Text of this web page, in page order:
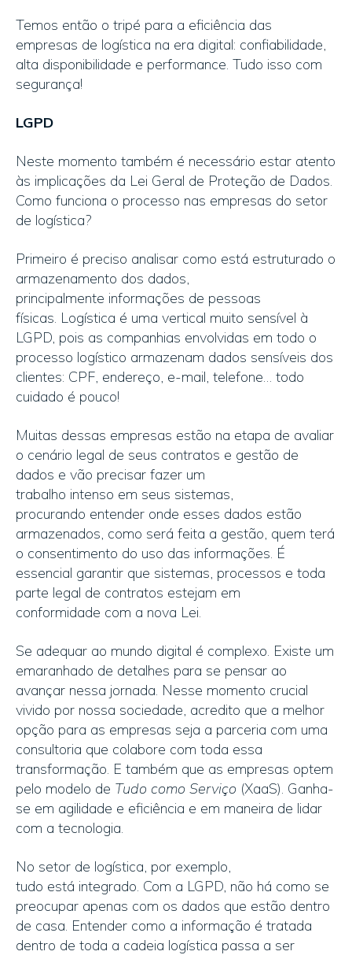
Temos então o tripé para a eficiência das
empresas de logística na era digital: confiabilidade,
alta disponibilidade e performance. Tudo isso com
segurança!
LGPD
Neste momento também é necessário estar atento
às implicações da Lei Geral de Proteção de Dados.
Como funciona o processo nas empresas do setor
de logística?
Primeiro é preciso analisar como está estruturado o
armazenamento dos dados,
principalmente informações de pessoas
físicas. Logística é uma vertical muito sensível à
LGPD, pois as companhias envolvidas em todo o
processo logístico armazenam dados sensíveis dos
clientes: CPF, endereço, e-mail, telefone… todo
cuidado é pouco!
Muitas dessas empresas estão na etapa de avaliar
o cenário legal de seus contratos e gestão de
dados e vão precisar fazer um
trabalho intenso em seus sistemas,
procurando entender onde esses dados estão
armazenados, como será feita a gestão, quem terá
o consentimento do uso das informações. É
essencial garantir que sistemas, processos e toda
parte legal de contratos estejam em
conformidade com a nova Lei.
Se adequar ao mundo digital é complexo. Existe um
emaranhado de detalhes para se pensar ao
avançar nessa jornada. Nesse momento crucial
vivido por nossa sociedade, acredito que a melhor
opção para as empresas seja a parceria com uma
consultoria que colabore com toda essa
transformação. E também que as empresas optem
pelo modelo de Tudo como Serviço (XaaS). Ganha-
se em agilidade e eficiência e em maneira de lidar
com a tecnologia.
No setor de logística, por exemplo,
tudo está integrado. Com a LGPD, não há como se
preocupar apenas com os dados que estão dentro
de casa. Entender como a informação é tratada
dentro de toda a cadeia logística passa a ser